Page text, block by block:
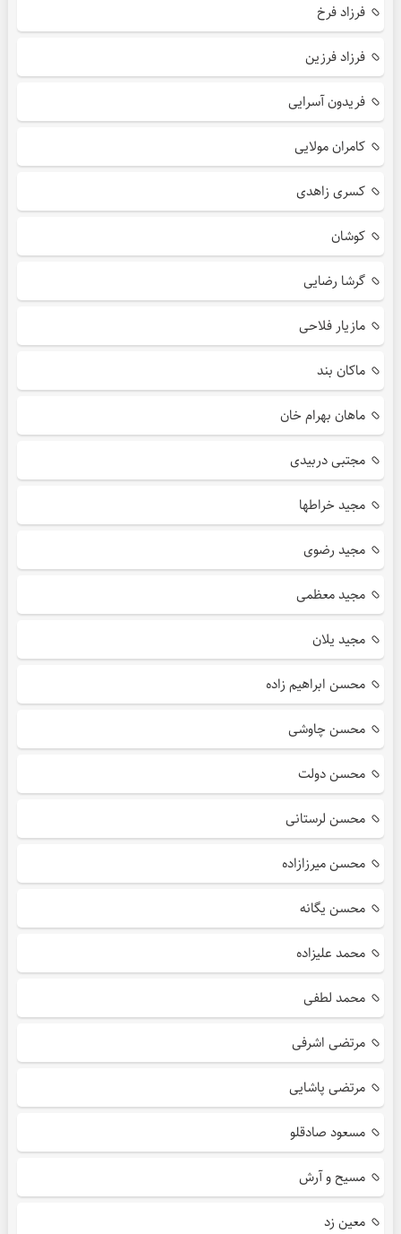
فرزاد فرخ
فرزاد فرزین
فریدون آسرایی
کامران مولایی
کسری زاهدی
کوشان
گرشا رضایی
مازیار فلاحی
ماکان بند
ماهان بهرام خان
مجتبی دربیدی
مجید خراطها
مجید رضوی
مجید معظمی
مجید یلان
محسن ابراهیم زاده
محسن چاوشی
محسن دولت
محسن لرستانی
محسن میرزازاده
محسن یگانه
محمد علیزاده
محمد لطفی
مرتضی اشرفی
مرتضی پاشایی
مسعود صادقلو
مسیح و آرش
معین زد